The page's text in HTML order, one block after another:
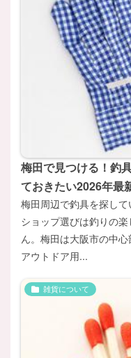
梅田で見つける！釣
ておきたい2026年最
梅田周辺で釣具を探し
ショップ選びは釣りの
ん。梅田は大阪市の中
アウトドア用...
雑貨について